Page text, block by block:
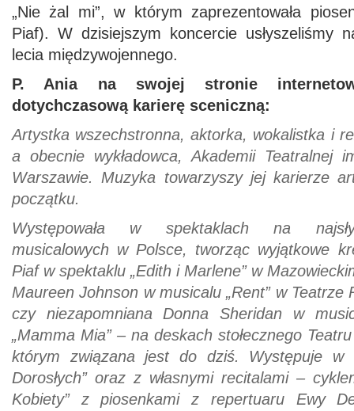
„Nie żal mi”, w którym zaprezentowała
Piaf). W dzisiejszym koncercie usłyszeliśmy
lecia międzywojennego.
P. Ania na swojej stronie
dotychczasową karierę sceniczną:
Artystka wszechstronna, aktorka, wokalistka i
a obecnie wykładowca, Akademii Teatralnej
Warszawie. Muzyka towarzyszy jej karierze
początku.
Występowała w spektaklach na
musicalowych w Polsce, tworząc wyjątkowe
Piaf w spektaklu „Edith i Marlene” w
Maureen Johnson w musicalu „Rent” w Teatrze
czy niezapomniana Donna Sheridan w
„Mamma Mia” – na deskach stołecznego
którym związana jest do dziś. Występuje w
Dorosłych” oraz z własnymi recitalami –
Kobiety” z piosenkami z repertuaru Ewy